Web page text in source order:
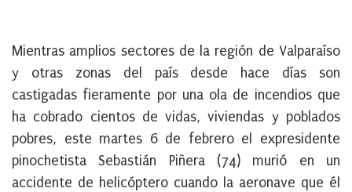
Mientras amplios sectores de la región de Valparaíso
y otras zonas del país desde hace días son
castigadas fieramente por una ola de incendios que
ha cobrado cientos de vidas, viviendas y poblados
pobres, este martes 6 de febrero el expresidente
pinochetista Sebastián Piñera (74) murió en un
accidente de helicóptero cuando la aeronave que él